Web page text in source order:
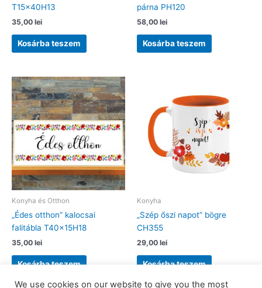
T15x40H13
35,00 lei
Kosárba teszem
párna PH120
58,00 lei
Kosárba teszem
Konyha és Otthon
„Édes otthon” kalocsai
falitábla T40x15H18
35,00 lei
Kosárba teszem
Konyha
„Szép őszi napot” bögre
CH355
29,00 lei
Kosárba teszem
We use cookies on our website to give you the most